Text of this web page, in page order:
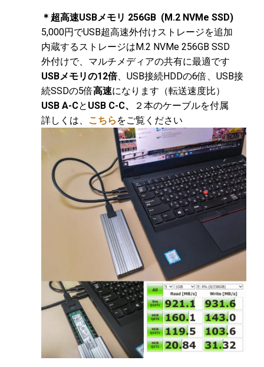
＊超高速USBメモリ 256GB (M.2 NVMe SSD)
5,000円でUSB超高速外付けストレージを追加
内蔵するストレージはM.2 NVMe 256GB SSD
外付けで、マルチメディアの共有に最適です
USBメモリの12倍、USB接続HDDの6倍、USB接
続SSDの5倍高速になります（転送速度比）
USB A-Cと USB C-C、
２本のケーブルを付属
詳しくは、
こちら をご覧ください